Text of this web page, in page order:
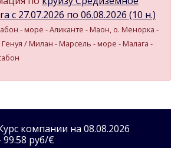
c 27.07.2026 по 06.08.2026 (10 н.)
- море - Аликанте - Маон, о. Менорка -
/ Милан - Марсель - море - Малага -
компании на 08.08.2026
99.58 руб/€